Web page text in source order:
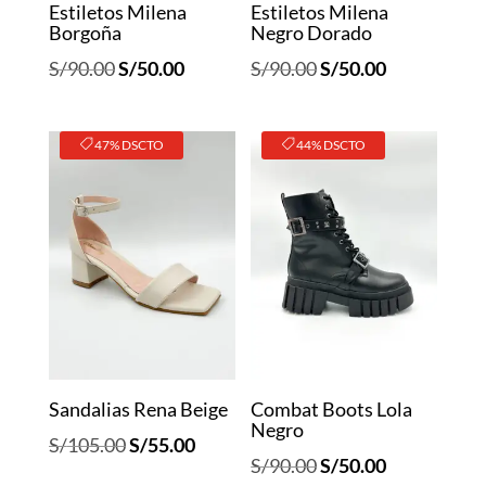
Estiletos Milena
Borgoña
S/90.00El
original
era:
S/50.00El
actual
es:
Estiletos Milena
Negro Dorado
S/90.00El
original
era:
S/90.00.
S/50.00El
47% DSCTO
Sandalias Rena Beige
S/105.00El
S/55.00El
44% DSCTO
Combat Boots Lola
Negro
S/90.00El
S/50.00El